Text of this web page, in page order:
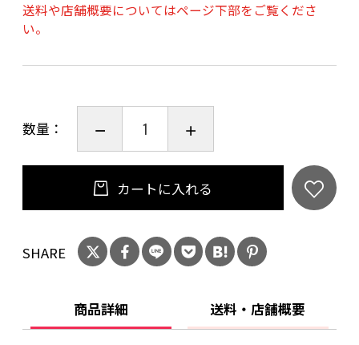
送料や店舗概要についてはページ下部をご覧くださ
い。
数量：
カートに入れる
SHARE
商品詳細 送料・店舗概要